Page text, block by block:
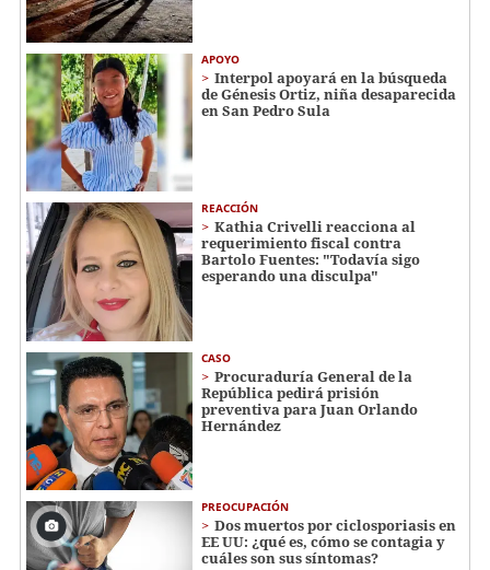
APOYO
Interpol apoyará en la búsqueda
de Génesis Ortiz, niña desaparecida
en San Pedro Sula
REACCIÓN
Kathia Crivelli reacciona al
requerimiento fiscal contra
Bartolo Fuentes: "Todavía sigo
esperando una disculpa"
CASO
Procuraduría General de la
República pedirá prisión
preventiva para Juan Orlando
Hernández
PREOCUPACIÓN
Dos muertos por ciclosporiasis en
EE UU: ¿qué es, cómo se contagia y
cuáles son sus síntomas?